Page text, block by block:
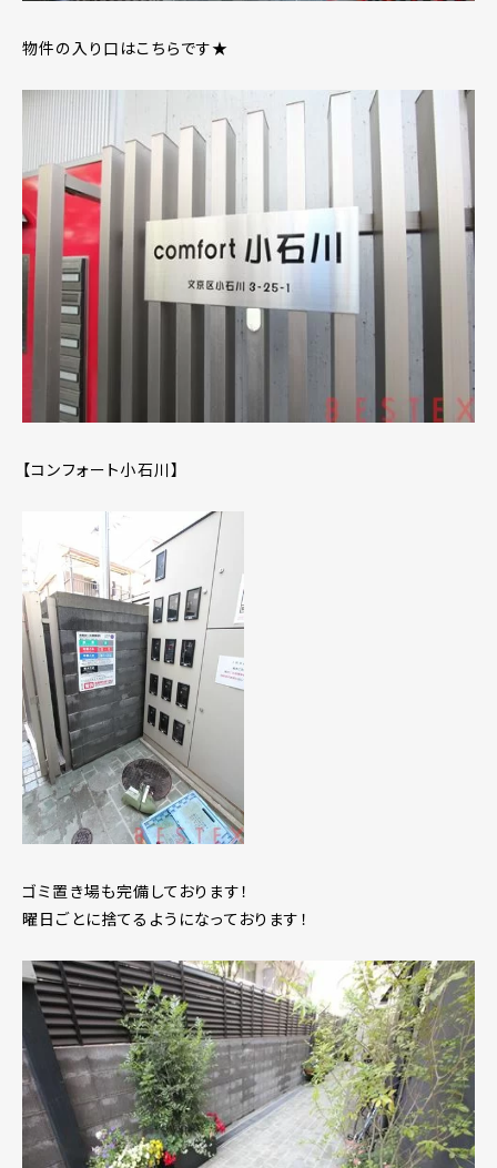
物件の入り口はこちらです★
【コンフォート小石川】
ゴミ置き場も完備しております！
曜日ごとに捨てるようになっております！